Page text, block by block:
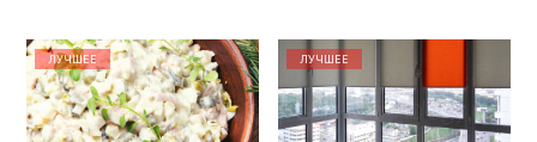
ЛУЧШЕЕ ЛУЧШЕЕ